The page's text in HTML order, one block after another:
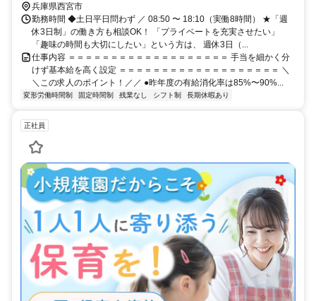
兵庫県西宮市
勤務時間 ◆土日平日問わず ／ 08:50 〜 18:10（実働8時間） ★「週
休3日制」の働き方も相談OK！ 「プライベートを充実させたい」
「趣味の時間も大切にしたい」という方は、 週休3日（...
仕事内容 ＝＝＝＝＝＝＝＝＝＝＝＝＝＝＝＝＝＝＝ 手当を細かく分
けず基本給を高く設定 ＝＝＝＝＝＝＝＝＝＝＝＝＝＝＝＝＝＝＝ ＼
＼この求人のポイント！／／ ●昨年度の有給消化率は85%〜90%...
変形労働時間制 固定時間制 残業なし シフト制 長期休暇あり
正社員